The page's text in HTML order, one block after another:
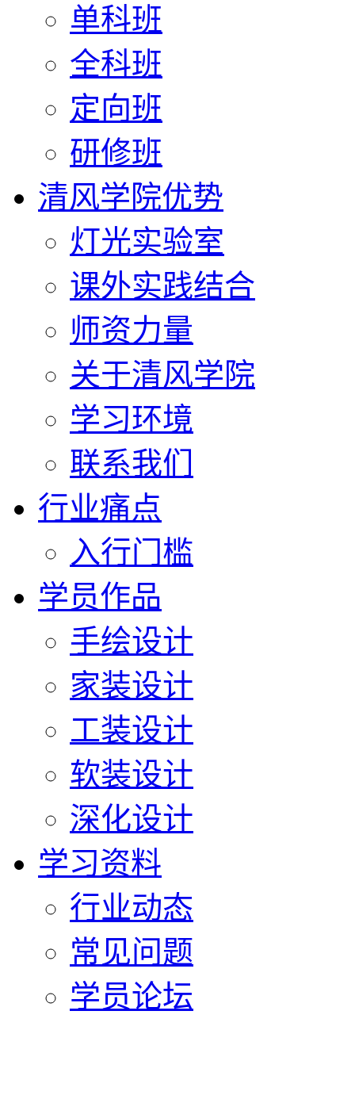
单科班
全科班
定向班
研修班
清风学院优势
灯光实验室
课外实践结合
师资力量
关于清风学院
学习环境
联系我们
行业痛点
入行门槛
学员作品
手绘设计
家装设计
工装设计
软装设计
深化设计
学习资料
行业动态
常见问题
学员论坛